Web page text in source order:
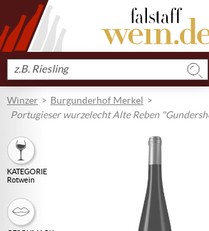
Produkt
suchen
Winzer
Burgunderhof Merkel
Portugieser wurzelecht Alte Reben
KATEGORIE
Rotwein